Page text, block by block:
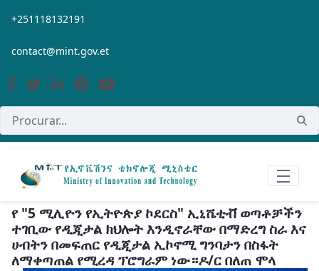
Pular para o Conteúdo principal
+251118132191
contact@mint.gov.et
የ "5 ሚሊዮን የኢትዮጵያ ኮደርስ" ኢኒሼቲቭ ወጣቶቻችን
ተገቢው የዲጂታል ክህሎት እንዲኖራቸው በማድረግ ስራ እና
ሀብትን በመፍጠር የዲጂታል ኢኮኖሚ ግንባታን በስፋት
ለማቀጣጠል የሚረዳ ፕሮግራም ነው።ዶ/ር በለጠ ሞላ